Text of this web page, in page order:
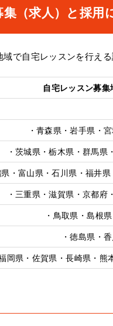
（求人）と採用
で自宅レッスンを行え
自宅レッスン募集
・青森県・岩手県・
・茨城県・栃木県・群馬
県・富山県・石川県・福井
・三重県・滋賀県・京都
・鳥取県・島根
・徳島県・
岡県・佐賀県・長崎県・